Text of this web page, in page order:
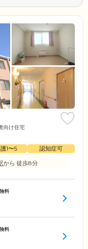
向け住宅
1〜5
認知症可
から 徒歩8分
料
料